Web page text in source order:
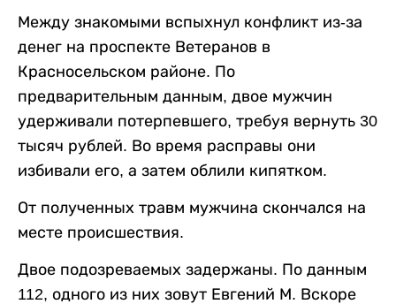
Между знакомыми вспыхнул конфликт из-за
денег на проспекте Ветеранов в
Красносельском районе. По
предварительным данным, двое мужчин
удерживали потерпевшего, требуя вернуть 30
тысяч рублей. Во время расправы они
избивали его, а затем облили кипятком.
От полученных травм мужчина скончался на
месте происшествия.
Двое подозреваемых задержаны. По данным
112, одного из них зовут Евгений М. Вскоре